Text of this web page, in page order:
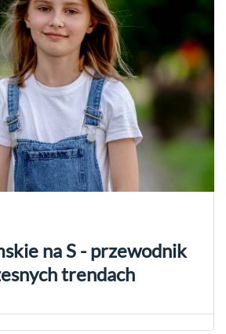
na S - przewodnik
trendach